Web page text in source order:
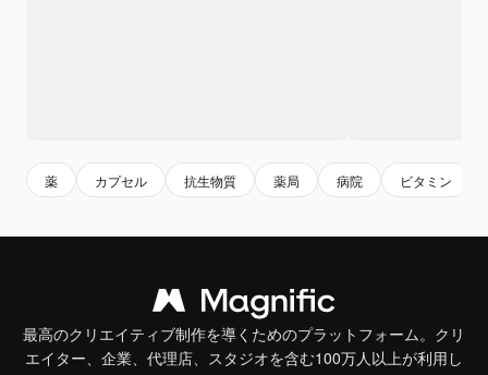
薬 カプセル 抗生物質 薬局 病院 ビタミン
最高のクリエイティブ制作を導くためのプラットフォーム。クリ
エイター、企業、代理店、スタジオを含む100万人以上が利用し